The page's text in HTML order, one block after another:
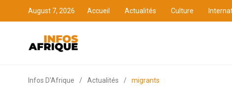
August 7, 2026 Accueil Actualités Culture
Infos D'Afrique / Actualités / migrants